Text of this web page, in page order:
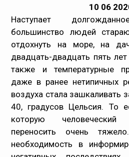
Громадянам
Медпрацівникам
Статистика
Документи
Контакти
10 06
Наступает
большинство людей
отдохнуть на море, на
двадцать-двадцать пять
также и температурные
даже в ранее нетипичных
воздуха стала зашкаливать
40, градусов Цельсия. То
которую
переносить очень
необходимость в